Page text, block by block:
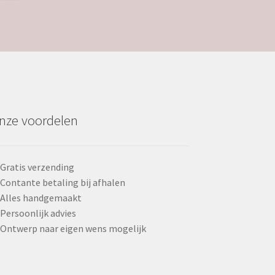
voordelen
verzending
betaling bij afhalen
handgemaakt
advies
naar eigen wens mogelijk